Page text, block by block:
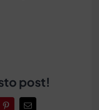
post!